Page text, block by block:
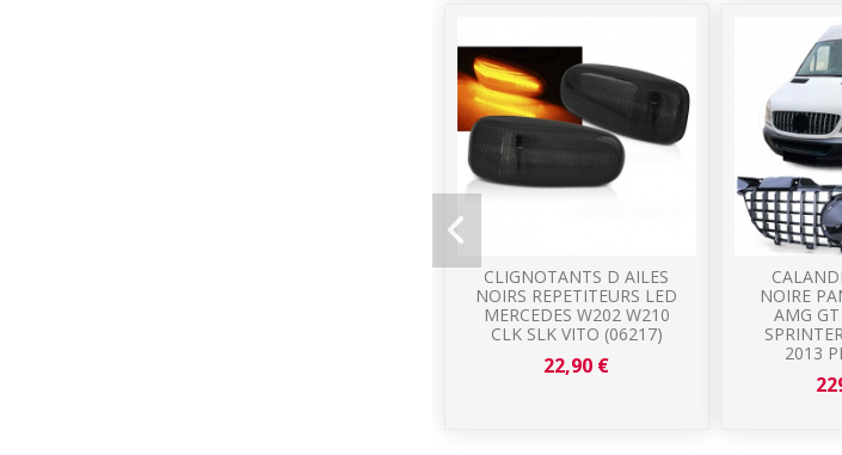
CLIGNOTANTS D AILES
NOIRS REPETITEURS LED
MERCEDES W202 W210
CLK SLK VITO (06217)
22,90 €
NOIRE
AMG GT
2013